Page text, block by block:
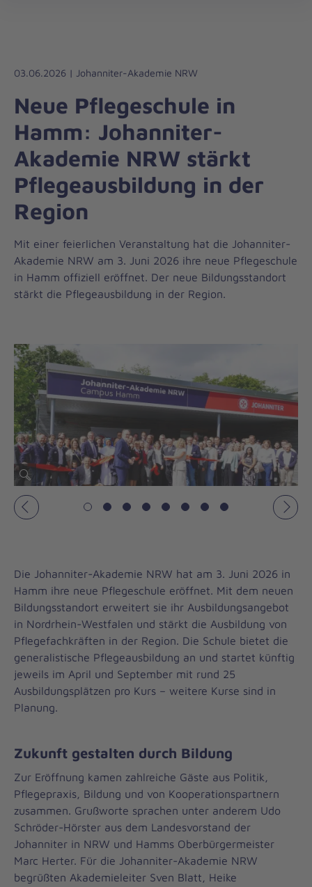
03.06.2026 | Johanniter-Akademie NRW
Neue Pflegeschule in
Hamm: Johanniter-
Akademie NRW stärkt
Pflegeausbildung in der
Region
Mit einer feierlichen Veranstaltung hat die Johanniter-
Akademie NRW am 3. Juni 2026 ihre neue Pflegeschule
in Hamm offiziell eröffnet. Der neue Bildungsstandort
stärkt die Pflegeausbildung in der Region.
Vorheriges
Die Johanniter-Akademie NRW hat am 3. Juni 2026 in
Hamm ihre neue Pflegeschule eröffnet. Mit dem neuen
Bildungsstandort erweitert sie ihr Ausbildungsangebot
in Nordrhein-Westfalen und stärkt die Ausbildung von
Pflegefachkräften in der Region. Die Schule bietet die
generalistische Pflegeausbildung an und startet künftig
jeweils im April und September mit rund 25
Ausbildungsplätzen pro Kurs – weitere Kurse sind in
Planung.
Zukunft gestalten durch Bildung
Zur Eröffnung kamen zahlreiche Gäste aus Politik,
Pflegepraxis, Bildung und von Kooperationspartnern
zusammen. Grußworte sprachen unter anderem Udo
Schröder-Hörster aus dem Landesvorstand der
Johanniter in NRW und Hamms Oberbürgermeister
Marc Herter. Für die Johanniter-Akademie NRW
begrüßten Akademieleiter Sven Blatt, Heike